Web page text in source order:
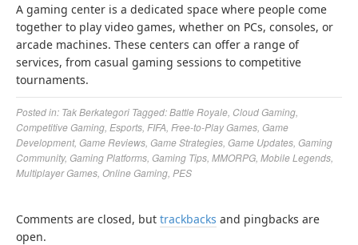
A gaming center is a dedicated space where people come
together to play video games, whether on PCs, consoles, or
arcade machines. These centers can offer a range of
services, from casual gaming sessions to competitive
tournaments.
Posted in: Tak Berkategori Tagged:Battle Royale Cloud Gaming
Competitive Gaming Esports FIFA Free-to-Play Games Game
Development, Game Reviews Game Strategies Game Updates Gaming
Community, Gaming Platforms Gaming Tips MMORPG Mobile Legends
Multiplayer Games Online Gaming PES
Comments are closed, but trackbacks and pingbacks are
open.